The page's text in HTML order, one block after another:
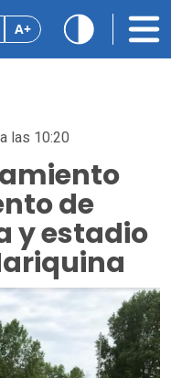
A+
las 10:20
de
y estadio